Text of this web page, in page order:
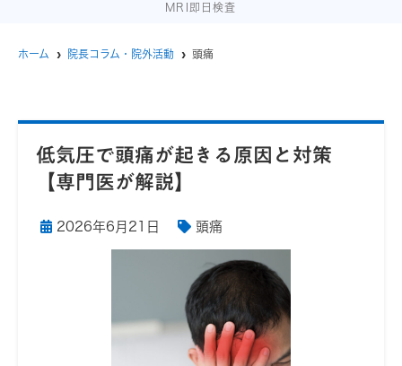
MRI即日検査
ホーム 院長コラム・院外活動 頭痛
低気圧で頭痛が起きる原因と対策
【専門医が解説】
2026年6月21日 頭痛